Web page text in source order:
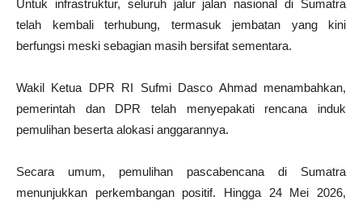
Untuk infrastruktur, seluruh jalur jalan nasional di Sumatra
telah kembali terhubung, termasuk jembatan yang kini
berfungsi meski sebagian masih bersifat sementara.
Wakil Ketua DPR RI Sufmi Dasco Ahmad menambahkan,
pemerintah dan DPR telah menyepakati rencana induk
pemulihan beserta alokasi anggarannya.
Secara umum, pemulihan pascabencana di Sumatra
menunjukkan perkembangan positif. Hingga 24 Mei 2026,